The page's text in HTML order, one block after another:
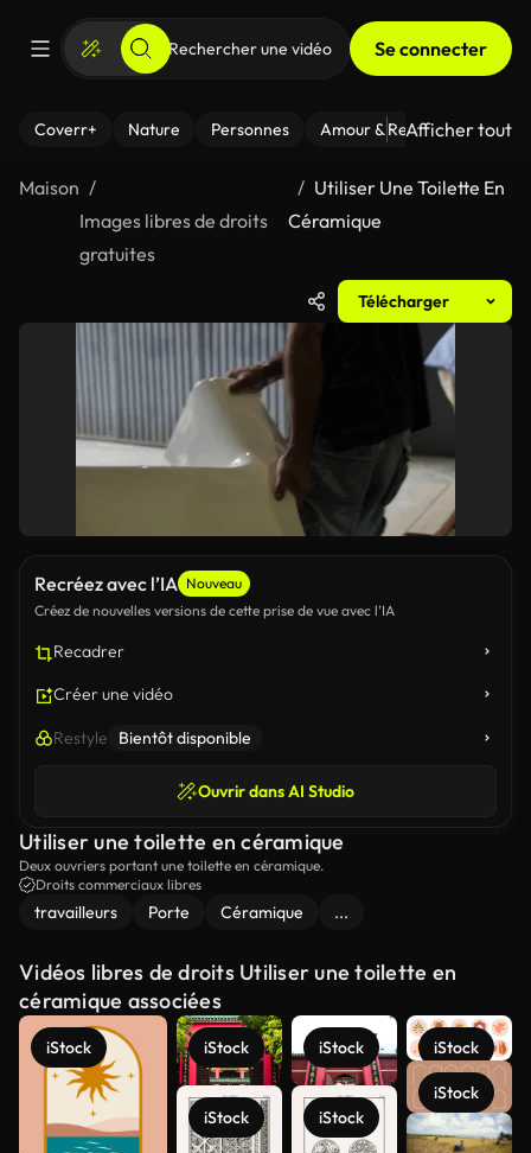
Se connecter
Coverr+ Nature Personnes Amour & Relations Le
Afficher tout
Maison
Images libres de droits
gratuites
Utiliser Une Toilette En
Céramique
Télécharger
Recréez avec l’IA Nouveau
Créez de nouvelles versions de cette prise de vue avec l’IA
Recadrer
Créer une vidéo
Restyle Bientôt disponible
Ouvrir dans AI Studio
Utiliser une toilette en céramique
Deux ouvriers portant une toilette en céramique.
Droits commerciaux libres
travailleurs Porte Céramique ...
Vidéos libres de droits Utiliser une toilette en
céramique associées
iStock iStock
iStock
iStock
iStock
iStock
iStock
Voir plus